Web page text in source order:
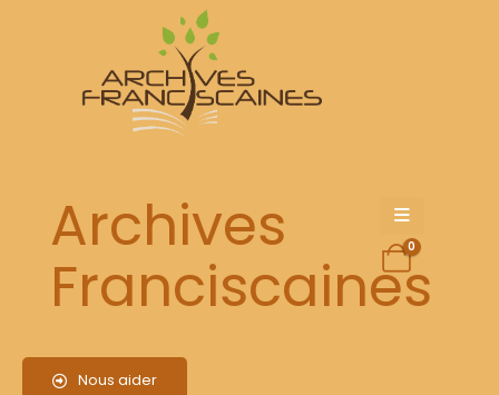
Archives
Franciscaines
Nous aider
0